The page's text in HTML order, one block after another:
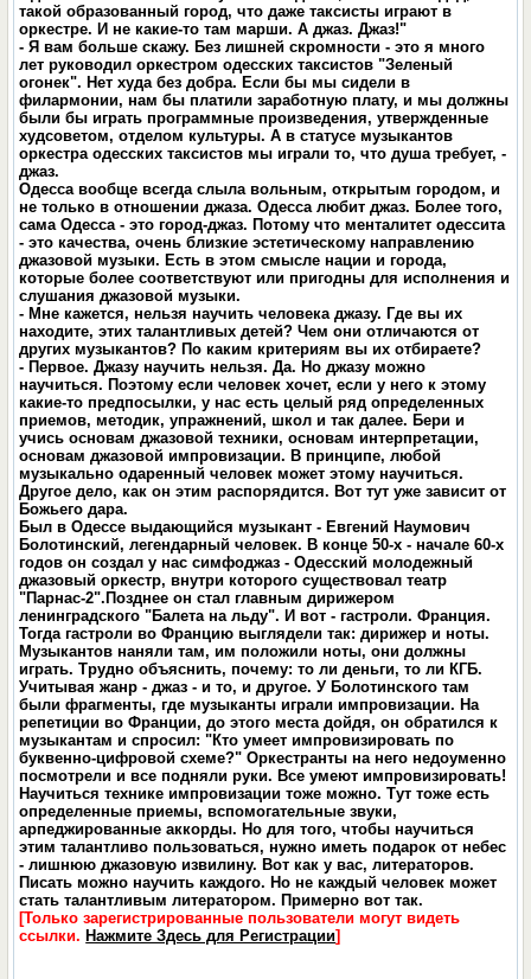
такой образованный город, что даже таксисты играют в
оркестре. И не какие-то там марши. А джаз. Джаз!"
- Я вам больше скажу. Без лишней скромности - это я много
лет руководил оркестром одесских таксистов "Зеленый
огонек". Нет худа без добра. Если бы мы сидели в
филармонии, нам бы платили заработную плату, и мы должны
были бы играть программные произведения, утвержденные
худсоветом, отделом культуры. А в статусе музыкантов
оркестра одесских таксистов мы играли то, что душа требует, -
джаз.
Одесса вообще всегда слыла вольным, открытым городом, и
не только в отношении джаза. Одесса любит джаз. Более того,
сама Одесса - это город-джаз. Потому что менталитет одессита
- это качества, очень близкие эстетическому направлению
джазовой музыки. Есть в этом смысле нации и города,
которые более соответствуют или пригодны для исполнения и
слушания джазовой музыки.
- Мне кажется, нельзя научить человека джазу. Где вы их
находите, этих талантливых детей? Чем они отличаются от
других музыкантов? По каким критериям вы их отбираете?
- Первое. Джазу научить нельзя. Да. Но джазу можно
научиться. Поэтому если человек хочет, если у него к этому
какие-то предпосылки, у нас есть целый ряд определенных
приемов, методик, упражнений, школ и так далее. Бери и
учись основам джазовой техники, основам интерпретации,
основам джазовой импровизации. В принципе, любой
музыкально одаренный человек может этому научиться.
Другое дело, как он этим распорядится. Вот тут уже зависит от
Божьего дара.
Был в Одессе выдающийся музыкант - Евгений Наумович
Болотинский, легендарный человек. В конце 50-х - начале 60-х
годов он создал у нас симфоджаз - Одесский молодежный
джазовый оркестр, внутри которого существовал театр
"Парнас-2".Позднее он стал главным дирижером
ленинградского "Балета на льду". И вот - гастроли. Франция.
Тогда гастроли во Францию выглядели так: дирижер и ноты.
Музыкантов наняли там, им положили ноты, они должны
играть. Трудно объяснить, почему: то ли деньги, то ли КГБ.
Учитывая жанр - джаз - и то, и другое. У Болотинского там
были фрагменты, где музыканты играли импровизации. На
репетиции во Франции, до этого места дойдя, он обратился к
музыкантам и спросил: "Кто умеет импровизировать по
буквенно-цифровой схеме?" Оркестранты на него недоуменно
посмотрели и все подняли руки. Все умеют импровизировать!
Научиться технике импровизации тоже можно. Тут тоже есть
определенные приемы, вспомогательные звуки,
арпеджированные аккорды. Но для того, чтобы научиться
этим талантливо пользоваться, нужно иметь подарок от небес
- лишнюю джазовую извилину. Вот как у вас, литераторов.
Писать можно научить каждого. Но не каждый человек может
стать талантливым литератором. Примерно вот так.
[Только зарегистрированные пользователи могут видеть
ссылки. Нажмите Здесь для Регистрации]